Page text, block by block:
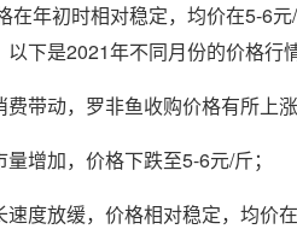
年初时相对稳定，均价在5-6
下是2021年不同月份的价格行情
带动，罗非鱼收购价格有所上
增加，价格下跌至5-6元/斤；
度放缓，价格相对稳定，均价在